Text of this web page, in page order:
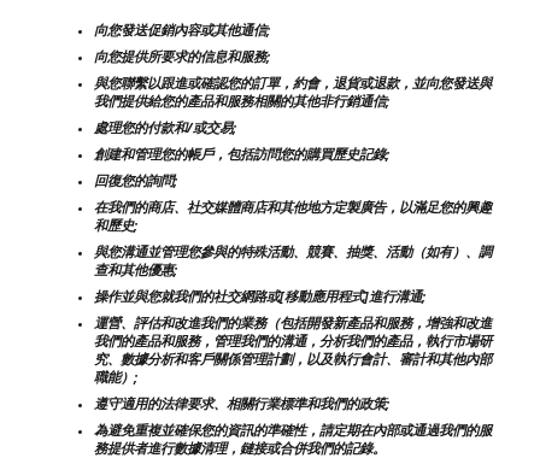
向您發送促銷內容或其他通信;
向您提供所要求的信息和服務;
與您聯繫以跟進或確認您的訂單，約會，退貨或退款，並向您發送與
我們提供給您的產品和服務相關的其他非行銷通信;
處理您的付款和/或交易;
創建和管理您的帳戶，包括訪問您的購買歷史記錄;
回復您的詢問;
在我們的商店、社交媒體商店和其他地方定製廣告，以滿足您的興趣
和歷史;
與您溝通並管理您參與的特殊活動、競賽、抽獎、活動（如有）、調
查和其他優惠;
操作並與您就我們的社交網路或[移動應用程式]進行溝通;
運營、評估和改進我們的業務（包括開發新產品和服務，增強和改進
我們的產品和服務，管理我們的溝通，分析我們的產品，執行市場研
究、數據分析和客戶關係管理計劃，以及執行會計、審計和其他內部
職能）;
遵守適用的法律要求、相關行業標準和我們的政策;
為避免重複並確保您的資訊的準確性，請定期在內部或通過我們的服
務提供者進行數據清理，鏈接或合併我們的記錄。